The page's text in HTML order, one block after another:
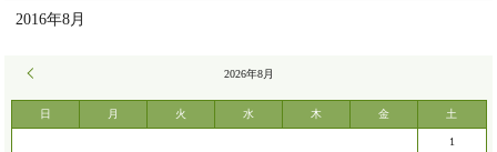
2016年8月
2026年8月
日 月 火 水 木 金 土
1